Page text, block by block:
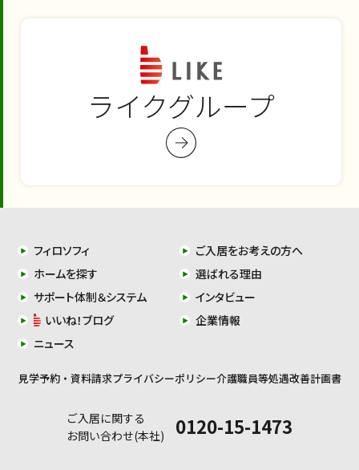
ライクグループ
フィロソフィ
ご入居をお考えの方へ
ホームを探す
選ばれる理由
サポート体制＆システム
インタビュー
いいね！ブログ
企業情報
ニュース
見学予約・資料請求プライバシーポリシー介護職員等処遇改善計画書
ご入居に関する
お問い合わせ(本社)
0120-15-1473